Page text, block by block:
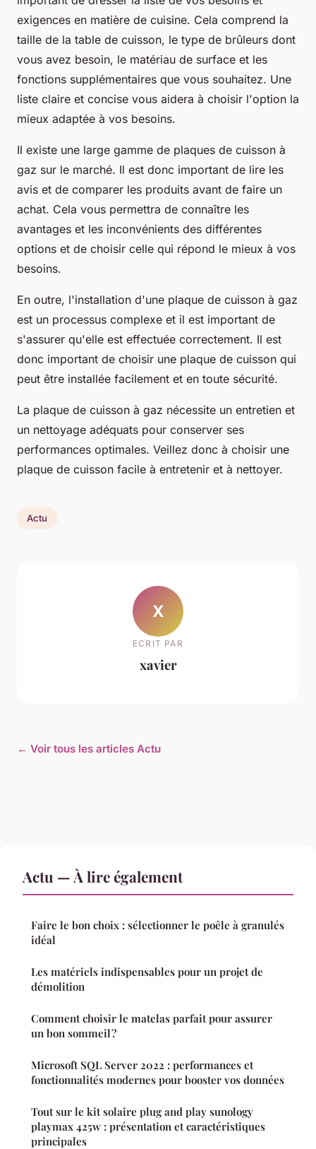
exigences en matière de cuisine. Cela comprend la
taille de la table de cuisson, le type de brûleurs dont
vous avez besoin, le matériau de surface et les
fonctions supplémentaires que vous souhaitez. Une
liste claire et concise vous aidera à choisir l'option la
mieux adaptée à vos besoins.
Il existe une large gamme de plaques de cuisson à
gaz sur le marché. Il est donc important de lire les
avis et de comparer les produits avant de faire un
achat. Cela vous permettra de connaître les
avantages et les inconvénients des différentes
options et de choisir celle qui répond le mieux à vos
besoins.
En outre, l'installation d'une plaque de cuisson à gaz
est un processus complexe et il est important de
s'assurer qu'elle est effectuée correctement. Il est
donc important de choisir une plaque de cuisson qui
peut être installée facilement et en toute sécurité.
La plaque de cuisson à gaz nécessite un entretien et
un nettoyage adéquats pour conserver ses
performances optimales. Veillez donc à choisir une
plaque de cuisson facile à entretenir et à nettoyer.
Actu
X
ECRIT PAR
xavier
← Voir tous les articles Actu
Actu — À lire également
Faire le bon choix : sélectionner le poêle à granulés
idéal
Les matériels indispensables pour un projet de
démolition
Comment choisir le matelas parfait pour assurer
un bon sommeil ?
Microsoft SQL Server 2022 : performances et
fonctionnalités modernes pour booster vos données
Tout sur le kit solaire plug and play sunology
playmax 425w : présentation et caractéristiques
principales